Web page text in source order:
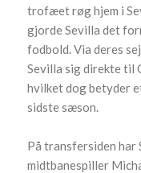
trofæet røg hjem i
gjorde Sevilla det
fodbold. Via deres
Sevilla sig direkte til
hvilket dog betyder
sidste sæson.
På transfersiden har
midtbanespiller